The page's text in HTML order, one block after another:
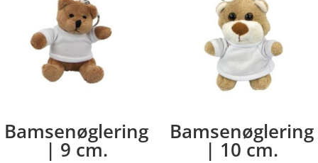
Bamsenøglering
| 9 cm.
Bamsenøglering
| 10 cm.